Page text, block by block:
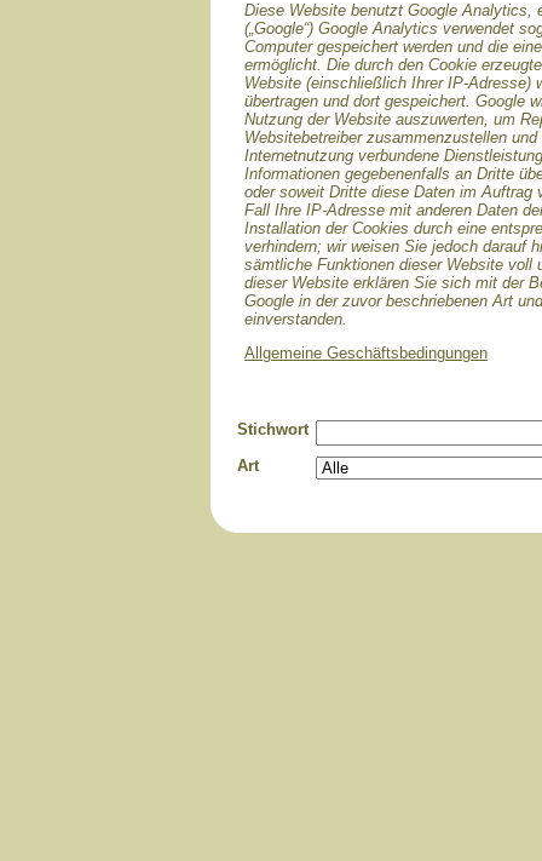
Diese Website benutzt Google Analytics,
(„Google“) Google Analytics verwendet
Computer gespeichert werden und die
ermöglicht. Die durch den Cookie
Website (einschließlich Ihrer IP-Adresse)
übertragen und dort gespeichert. Google
Nutzung der Website auszuwerten, um
Websitebetreiber zusammenzustellen
Internetnutzung verbundene
Informationen gegebenenfalls an Dritte
oder soweit Dritte diese Daten im Auftrag
Fall Ihre IP-Adresse mit anderen Daten
Installation der Cookies durch eine
verhindern; wir weisen Sie jedoch darauf
sämtliche Funktionen dieser Website voll
dieser Website erklären Sie sich mit der
Google in der zuvor beschriebenen Art
einverstanden.
Allgemeine Geschäftsbedingungen
Stichwort
Art